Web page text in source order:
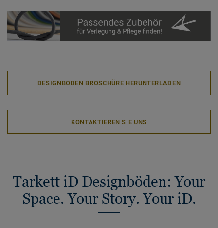
DESIGNBODEN BROSCHÜRE HERUNTERLADEN
KONTAKTIEREN SIE UNS
Tarkett iD Designböden: Your
Space. Your Story. Your iD.